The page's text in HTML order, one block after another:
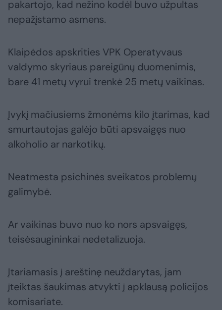
pakartojo, kad nežino kodėl buvo užpultas
nepažįstamo asmens.
Klaipėdos apskrities VPK Operatyvaus
valdymo skyriaus pareigūnų duomenimis,
bare 41 metų vyrui trenkė 25 metų vaikinas.
Įvykį mačiusiems žmonėms kilo įtarimas, kad
smurtautojas galėjo būti apsvaigęs nuo
alkoholio ar narkotikų.
Neatmesta psichinės sveikatos problemų
galimybė.
Ar vaikinas buvo nuo ko nors apsvaigęs,
teisėsaugininkai nedetalizuoja.
Įtariamasis į areštinę neuždarytas, jam
įteiktas šaukimas atvykti į apklausą policijos
komisariate.